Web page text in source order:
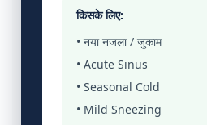
किसके लिए:
• नया नजला / जुकाम
• Acute Sinus
• Seasonal Cold
• Mild Sneezing